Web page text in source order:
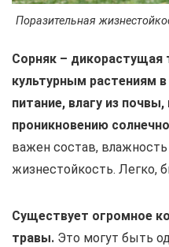
Поразительная
Сорняк – дикорастущая
культурным растениям
питание, влагу из
проникновению
важен состав,
жизнестойкость. Легко,
Существует огромное
травы. Это могут быть